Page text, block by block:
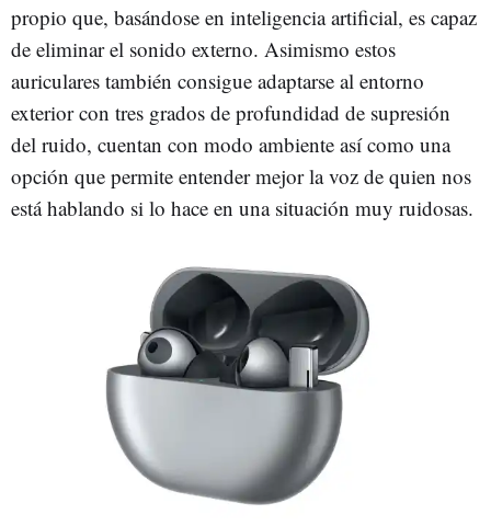
propio que, basándose en inteligencia artificial, es capaz
de eliminar el sonido externo. Asimismo estos
auriculares también consigue adaptarse al entorno
exterior con tres grados de profundidad de supresión
del ruido, cuentan con modo ambiente así como una
opción que permite entender mejor la voz de quien nos
está hablando si lo hace en una situación muy ruidosas.